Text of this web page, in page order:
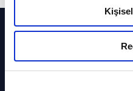
Metnimizi ziyaret
hazırlanmış olan İnternet
okumak ve sitemizi
gerçekleştirilen veri işleme
Diğer Bölümler